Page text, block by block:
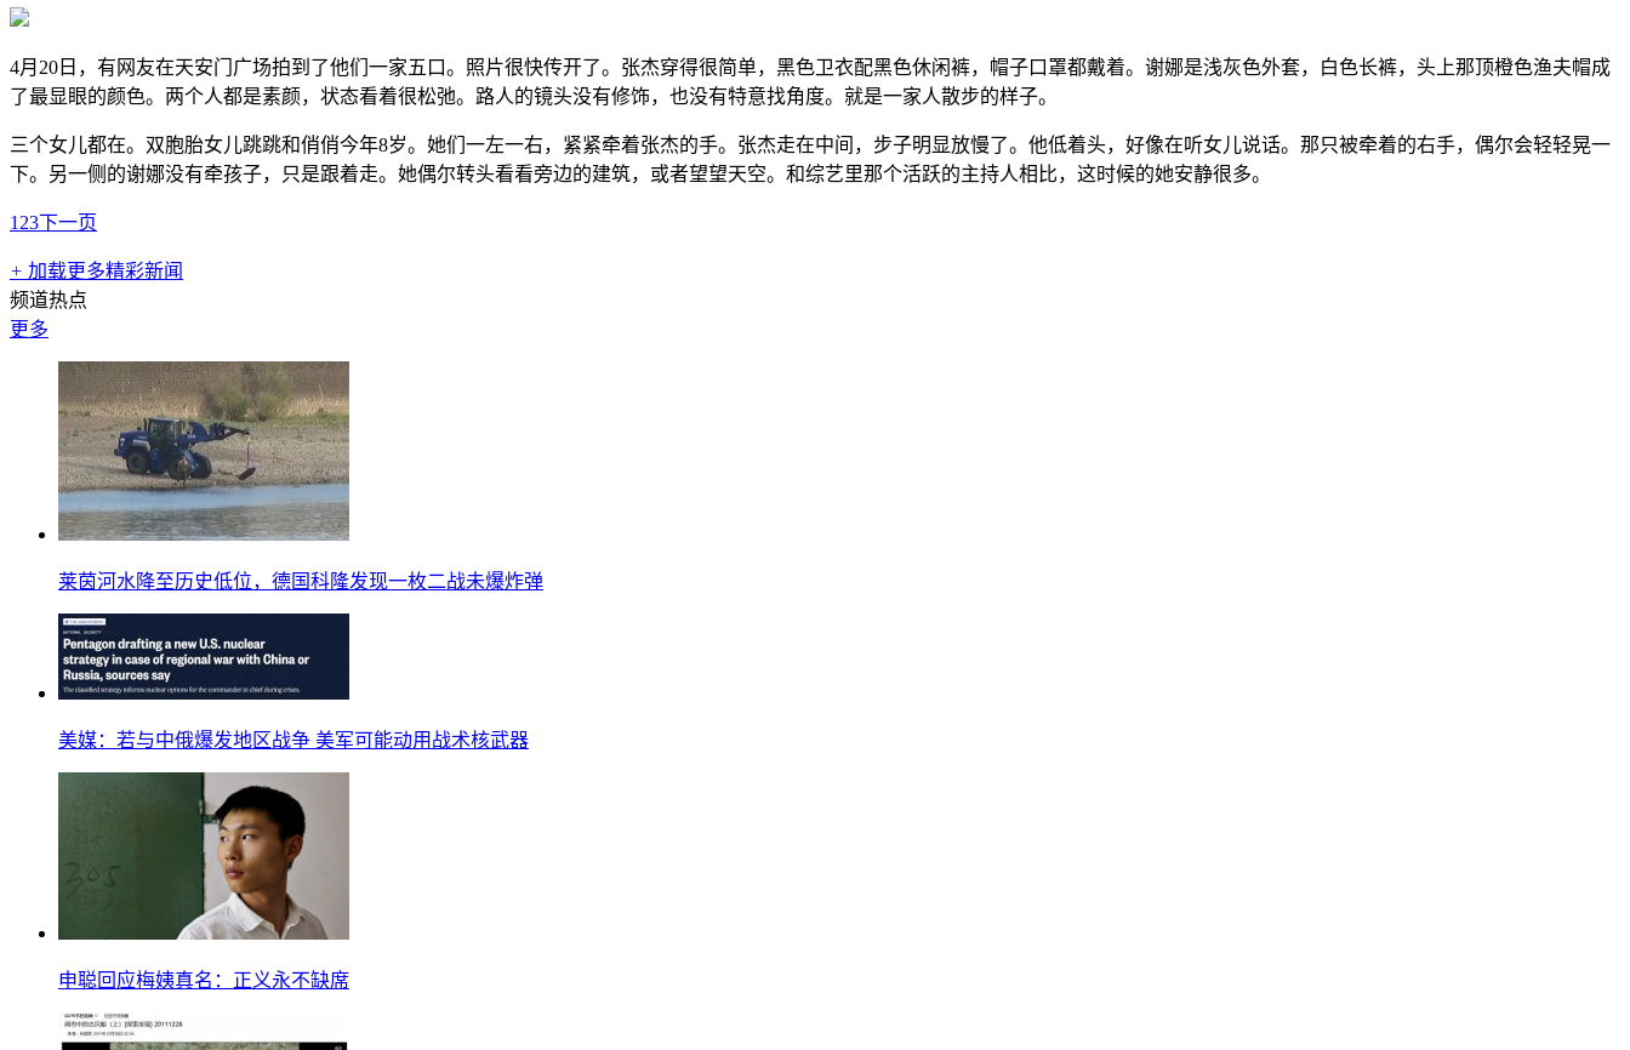
4月20日，有网友在天安门广场拍到了他们一家五口。照片很快传开了。张杰穿得很简单，黑色卫衣配黑色休闲裤，帽子口罩都戴着。谢娜是浅灰色外套，白色长裤，头上那顶橙色渔夫帽成
了最显眼的颜色。两个人都是素颜，状态看着很松弛。路人的镜头没有修饰，也没有特意找角度。就是一家人散步的样子。
三个女儿都在。双胞胎女儿跳跳和俏俏今年8岁。她们一左一右，紧紧牵着张杰的手。张杰走在中间，步子明显放慢了。他低着头，好像在听女儿说话。那只被牵着的右手，偶尔会轻轻晃一
下。另一侧的谢娜没有牵孩子，只是跟着走。她偶尔转头看看旁边的建筑，或者望望天空。和综艺里那个活跃的主持人相比，这时候的她安静很多。
1 23下一页
+ 加载更多精彩新闻
频道热点
更多
莱茵河水降至历史低位，德国科隆发现一枚二战未爆炸弹
美媒：若与中俄爆发地区战争 美军可能动用战术核武器
申聪回应梅姨真名：正义永不缺席